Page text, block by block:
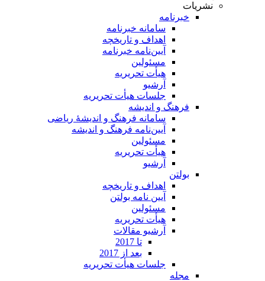
نشریات
خبرنامه
سامانه خبرنامه
اهداف و تاریخچه
آیین‌نامه خبرنامه
مسئولین
هیأت تحریریه
آرشیو
جلسات هیأت تحریریه
فرهنگ و اندیشه
سامانه فرهنگ و اندیشۀ ریاضی
آیین‌نامه فرهنگ و اندیشه
مسئولین
هیأت تحریریه
آرشیو
بولتن
اهداف و تاریخچه
آیین نامه بولتن
مسئولین
هیأت تحریریه
آرشیو مقالات
تا 2017
بعد از 2017
جلسات هیأت تحریریه
مجله